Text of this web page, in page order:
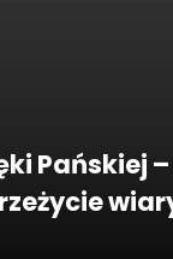
Pańskiej –